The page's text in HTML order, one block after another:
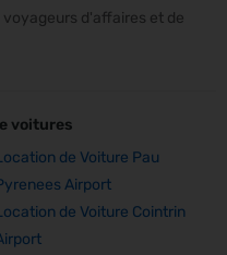
d'affaires et de
voitures
de Voiture Pau
Airport
de Voiture Cointrin